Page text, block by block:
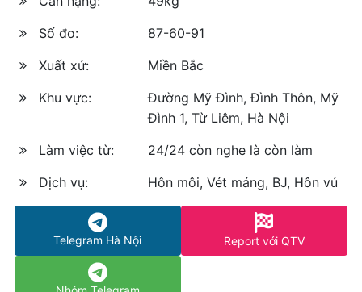
Số đo:
87-60-91
Xuất xứ:
Miền Bắc
Khu vực:
Đường Mỹ Đình, Đình Thôn, Mỹ
Đình 1, Từ Liêm, Hà Nội
Làm việc từ:
24/24 còn nghe là còn làm
Dịch vụ:
Hôn môi, Vét máng, BJ, Hôn vú
Telegram Hà Nội Report với QTV